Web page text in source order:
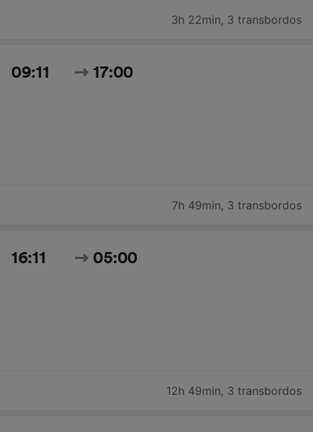
3h 22min, 3 transbordos
09:11 17:00
7h 49min, 3 transbordos
16:11 05:00
12h 49min, 3 transbordos